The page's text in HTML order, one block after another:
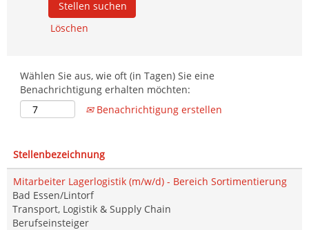
Löschen
Wählen Sie aus, wie oft (in Tagen) Sie eine
Benachrichtigung erhalten möchten:
Benachrichtigung erstellen
Stellenbezeichnung
Mitarbeiter Lagerlogistik (m/w/d) - Bereich Sortimentierung
Bad Essen/Lintorf
Transport, Logistik & Supply Chain
Berufseinsteiger